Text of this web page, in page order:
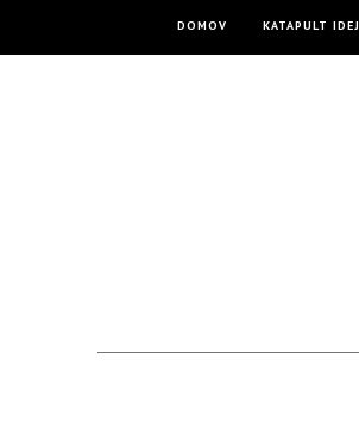
DOMOV KATAPULT IDEJ